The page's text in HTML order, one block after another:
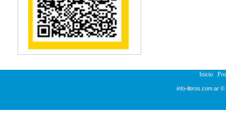
Reumatología
Salud Pública
Sección Medicina
Semiología
Terapia Ocupacional
Veterinaria
Inicio
info-libros.com.ar